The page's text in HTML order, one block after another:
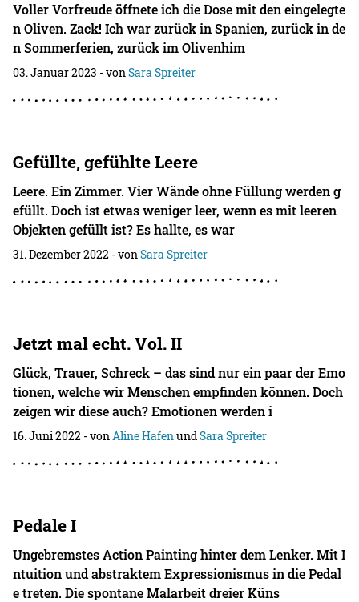
Voller Vorfreude öffnete ich die Dose mit den eingelegte
n Oliven. Zack! Ich war zurück in Spanien, zurück in de
n Sommerferien, zurück im Olivenhim
03. Januar 2023 - vonSara Spreiter
Gefüllte, gefühlte Leere
Leere. Ein Zimmer. Vier Wände ohne Füllung werden g
efüllt. Doch ist etwas weniger leer, wenn es mit leeren
Objekten gefüllt ist? Es hallte, es war
31. Dezember 2022 - vonSara Spreiter
Jetzt mal echt. Vol. II
Glück, Trauer, Schreck – das sind nur ein paar der Emo
tionen, welche wir Menschen empfinden können. Doch
zeigen wir diese auch? Emotionen werden i
16. Juni 2022 - vonAline HafenundSara Spreiter
Pedale I
Ungebremstes Action Painting hinter dem Lenker. Mit I
ntuition und abstraktem Expressionismus in die Pedal
e treten. Die spontane Malarbeit dreier Küns